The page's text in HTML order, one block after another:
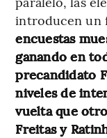
introducen un
encuestas
ganando en
precandidato
niveles de
vuelta que
Freitas y